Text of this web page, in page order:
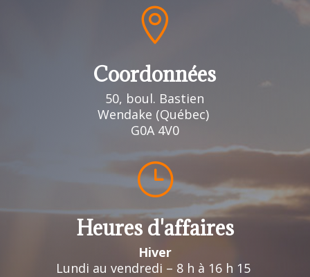

Coordonnées
50, boul. Bastien
Wendake (Québec)
G0A 4V0
}
Heures d'affaires
Hiver
Lundi au vendredi – 8 h à 16 h 15